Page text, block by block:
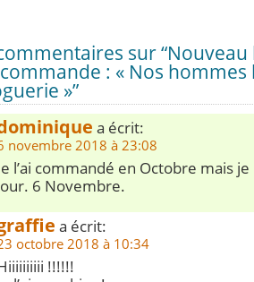
sur
: « Nos hommes
»”
a écrit:
novembre 2018 à 23:08
l’ai commandé en Octobre mais je
6 Novembre.
a écrit:
octobre 2018 à 10:34
!!!!!!